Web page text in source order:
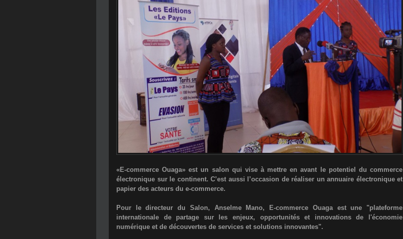
«E-commerce Ouaga» est un salon qui vise à mettre en avant le potentiel du commerce
électronique sur le continent. C’est aussi l’occasion de réaliser un annuaire électronique et
papier des acteurs du e-commerce.
Pour le directeur du Salon, Anselme Mano, E-commerce Ouaga est une "plateforme
internationale de partage sur les enjeux, opportunités et innovations de l'économie
numérique et de découvertes de services et solutions innovantes".